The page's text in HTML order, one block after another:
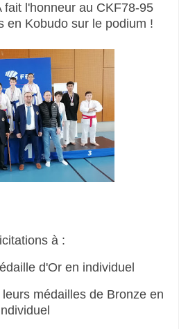
fait l'honneur au CKF78-95
en Kobudo sur le podium !
à :
d'Or en individuel
médailles de Bronze en